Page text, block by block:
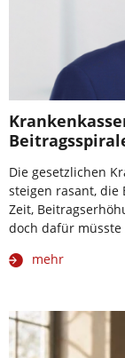
Die gesetzlichen
steigen rasant,
Zeit,
doch dafür
mehr